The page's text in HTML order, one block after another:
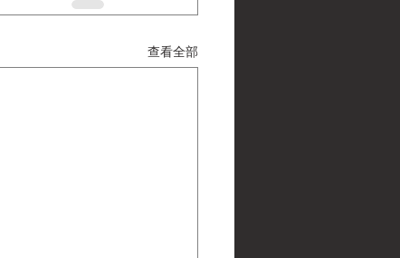
查看全部